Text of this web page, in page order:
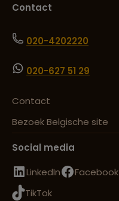
Contact
020-4202220
020-627 51 29
Contact
Bezoek Belgische site
Social media
LinkedIn
Facebook
TikTok